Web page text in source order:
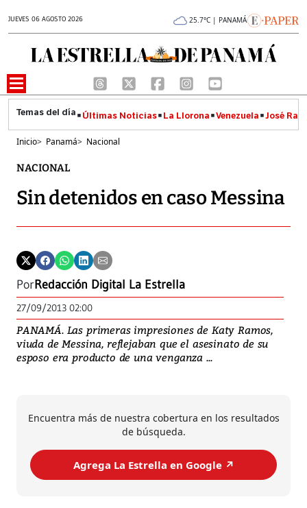
JUEVES 06 AGOSTO 2026 25.7°C | PANAMÁ
Últimas Noticias La Llorona Venezuela José
Inicio> Panamá> Nacional
NACIONAL
Sin detenidos en caso Messina
PorRedacción Digital La Estrella
27/09/2013 02:00
PANAMÁ. Las primeras impresiones de Katy Ramos,
viuda de Messina, reflejaban que el asesinato de su
esposo era producto de una venganza ...
Encuentra más de nuestra cobertura en los resultados
de búsqueda.
Agrega La Estrella en Google ↗️